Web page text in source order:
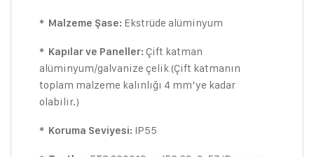
* Malzeme Şase: Ekstrüde alüminyum
* Kapılar ve Paneller: Çift katman
alüminyum/galvanize çelik (Çift katmanın
toplam malzeme kalınlığı 4 mm’ye kadar
olabilir.)
* Koruma Seviyesi: IP55